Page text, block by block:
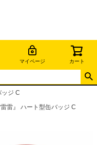
マイページ カート
ッジ C
雷雷』 ハート型缶バッジ C